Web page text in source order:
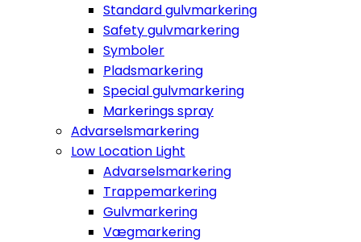
Standard gulvmarkering
Safety gulvmarkering
Symboler
Pladsmarkering
Special gulvmarkering
Markerings spray
Advarselsmarkering
Low Location Light
Advarselsmarkering
Trappemarkering
Gulvmarkering
Vægmarkering